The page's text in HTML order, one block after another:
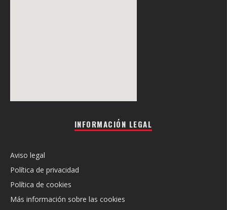
INFORMACIÓN LEGAL
Aviso legal
Política de privacidad
Política de cookies
Más información sobre las cookies